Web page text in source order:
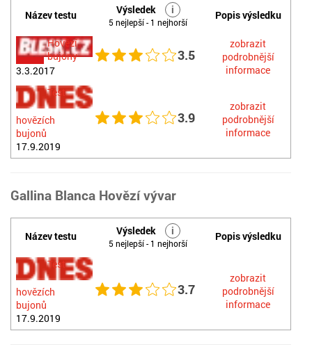
Název testu Výsledek i
5 nejlepší - 1 nejhorší
Popis výsledku
Hovězí
bujóny
3.3.2017
3.5
zobrazit
podrobnější
informace
Test
hovězích
bujonů
17.9.2019
3.9
zobrazit
podrobnější
informace
Gallina Blanca Hovězí vývar
Název testu Výsledek i
5 nejlepší - 1 nejhorší
Popis výsledku
Test
hovězích
bujonů
17.9.2019
3.7
zobrazit
podrobnější
informace